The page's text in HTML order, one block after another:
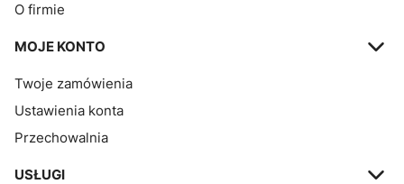
O firmie
MOJE KONTO
Twoje zamówienia
Ustawienia konta
Przechowalnia
USŁUGI